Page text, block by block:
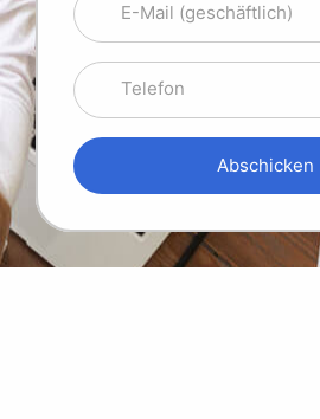
E-Mail (geschäftlich)
Telefon
Abschicken